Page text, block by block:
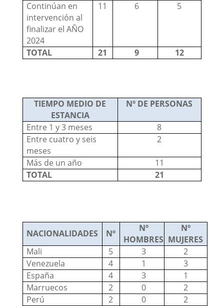
Continúan en
intervención al
finalizar el AÑO
2024
11 6 5
TOTAL 21 9 12
TIEMPO MEDIO DE
ESTANCIA
Nº DE PERSONAS
Entre 1 y 3 meses
8
Entre cuatro y seis
meses
2
Más de un año
11
TOTAL
21
NACIONALIDADES Nº
Nº
HOMBRES
Nº
MUJERES
Mali
5 3
2
Venezuela
4 1
3
España
4 3
1
Marruecos
2 0
2
Perú
2 0 2